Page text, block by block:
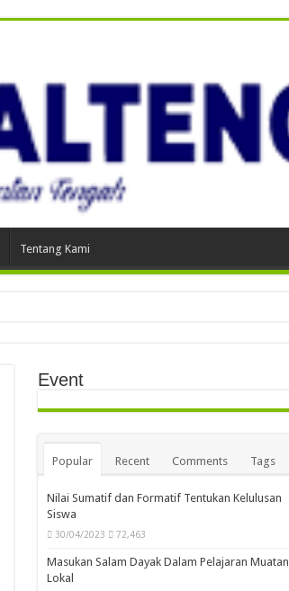
Tentang Kami
Event
Popular Recent Comments Tags
Nilai Sumatif dan Formatif Tentukan Kelulusan
Siswa
30/04/2023 72,463
Masukan Salam Dayak Dalam Pelajaran Muatan
Lokal